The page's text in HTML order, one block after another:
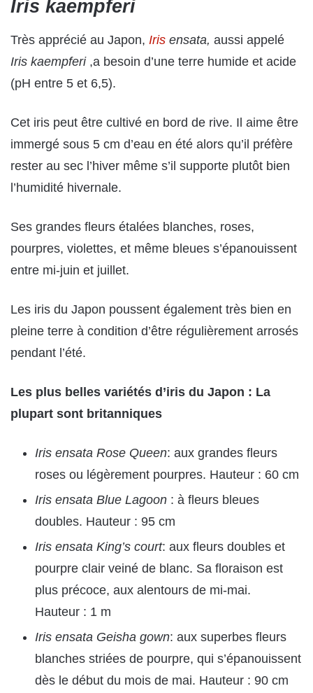
Iris kaempferi
Très apprécié au Japon, Iris ensata, aussi appelé
Iris kaempferi,a besoin d’une terre humide et acide
(pH entre 5 et 6,5).
Cet iris peut être cultivé en bord de rive. Il aime être
immergé sous 5 cm d’eau en été alors qu’il préfère
rester au sec l’hiver même s’il supporte plutôt bien
l’humidité hivernale.
Ses grandes fleurs étalées blanches, roses,
pourpres, violettes, et même bleues s’épanouissent
entre mi-juin et juillet.
Les iris du Japon poussent également très bien en
pleine terre à condition d’être régulièrement arrosés
pendant l’été.
Les plus belles variétés d’iris du Japon : La
plupart sont britanniques
Iris ensata Rose Queen: aux grandes fleurs
roses ou légèrement pourpres. Hauteur : 60 cm
Iris ensata Blue Lagoon : à fleurs bleues
doubles. Hauteur : 95 cm
Iris ensata King’s court: aux fleurs doubles et
pourpre clair veiné de blanc. Sa floraison est
plus précoce, aux alentours de mi-mai.
Hauteur : 1 m
Iris ensata Geisha gown: aux superbes fleurs
blanches striées de pourpre, qui s’épanouissent
dès le début du mois de mai. Hauteur : 90 cm